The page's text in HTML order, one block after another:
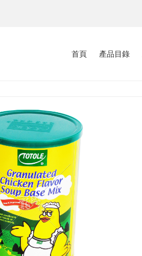
首頁 產品目錄